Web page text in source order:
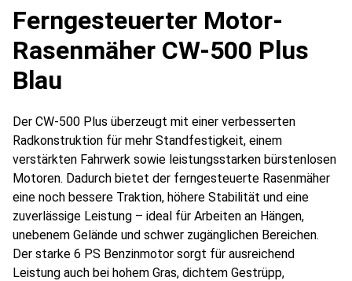
Ferngesteuerter Motor-
Rasenmäher CW-500 Plus
Blau
Der CW-500 Plus überzeugt mit einer verbesserten
Radkonstruktion für mehr Standfestigkeit, einem
verstärkten Fahrwerk sowie leistungsstarken bürstenlosen
Motoren. Dadurch bietet der ferngesteuerte Rasenmäher
eine noch bessere Traktion, höhere Stabilität und eine
zuverlässige Leistung – ideal für Arbeiten an Hängen,
unebenem Gelände und schwer zugänglichen Bereichen.
Der starke 6 PS Benzinmotor sorgt für ausreichend
Leistung auch bei hohem Gras, dichtem Gestrüpp,